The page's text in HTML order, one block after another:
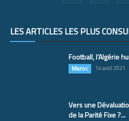
LES ARTICLES LES PLUS
Football, l’Algérie
Maroc 14 août 2021
Vers une
de la Parité Fixe ?...